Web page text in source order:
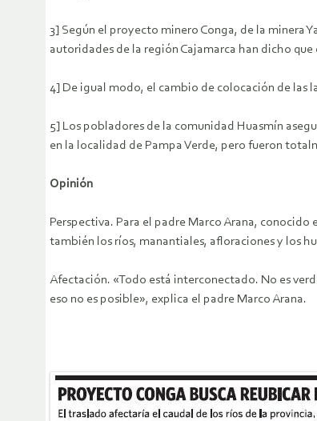
3] Según el proyecto minero Conga, de la minera
autoridades de la región Cajamarca han dicho
4] De igual modo, el cambio de colocación de las
5] Los pobladores de la comunidad Huasmín
en la localidad de Pampa Verde, pero fueron
Opinión
Perspectiva. Para el padre Marco Arana,
también los ríos, manantiales, afloraciones y los
Afectación. «Todo está interconectado. No es
eso no es posible», explica el padre Marco Arana.